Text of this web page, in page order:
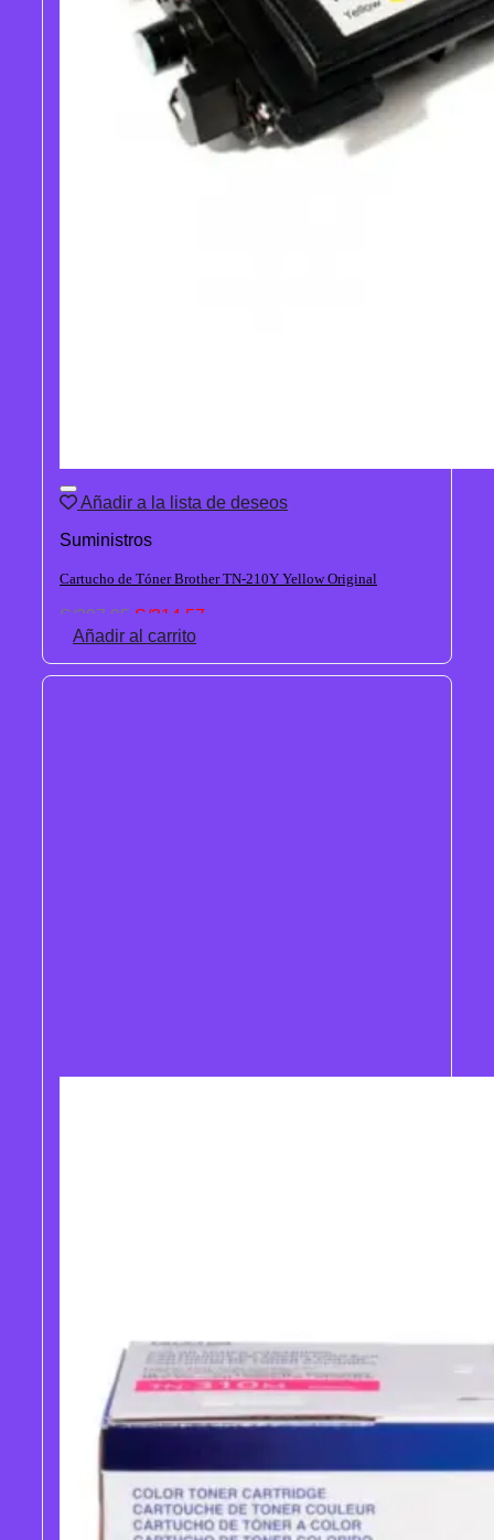
Añadir a la lista de deseos
Suministros
Cartucho de Tóner Brother TN-210Y Yellow Original
S/397.95 El
precio
era:
S/314.57
es:
Añadir al carrito